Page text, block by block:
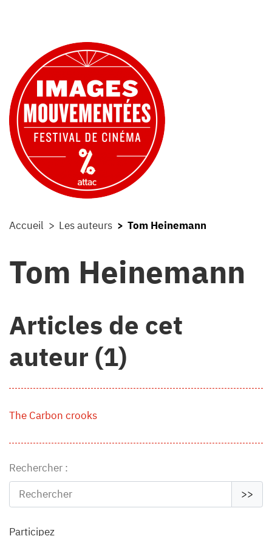
Accueil Les auteurs Tom Heinemann
Tom Heinemann
Articles de cet
auteur (1)
The Carbon crooks
Rechercher :
>>
Participez